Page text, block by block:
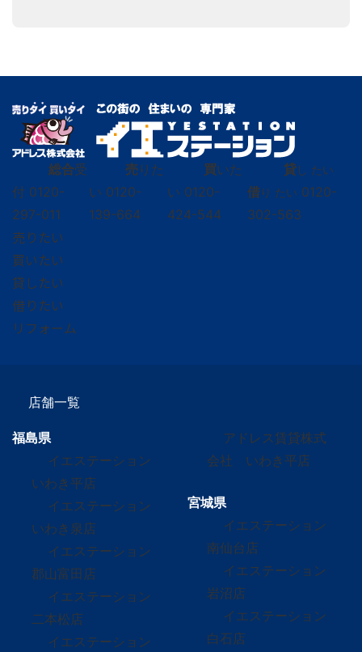
総合受
付 0120-
297-011
売りた
い 0120-
139-664
買いた
い 0120-
424-544
貸し たい
借り たい 0120-
302-563
売りたい
買いたい
貸したい
借りたい
リフォーム
店舗一覧
福島県
イエステーション
いわき平店
イエステーション
いわき泉店
イエステーション
郡山富田店
イエステーション
二本松店
イエステーション
アドレス賃貸株式
会社 いわき平店
宮城県
イエステーション
南仙台店
イエステーション
岩沼店
イエステーション
白石店